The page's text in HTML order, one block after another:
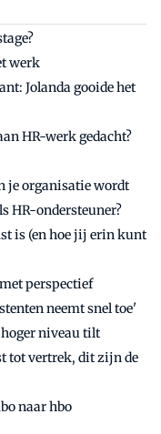
werk
Jolanda gooide het
HR-werk gedacht?
je organisatie wordt
HR-ondersteuner?
is (en hoe jij erin kunt
perspectief
neemt snel toe'
niveau tilt
tot vertrek, dit zijn de
naar hbo